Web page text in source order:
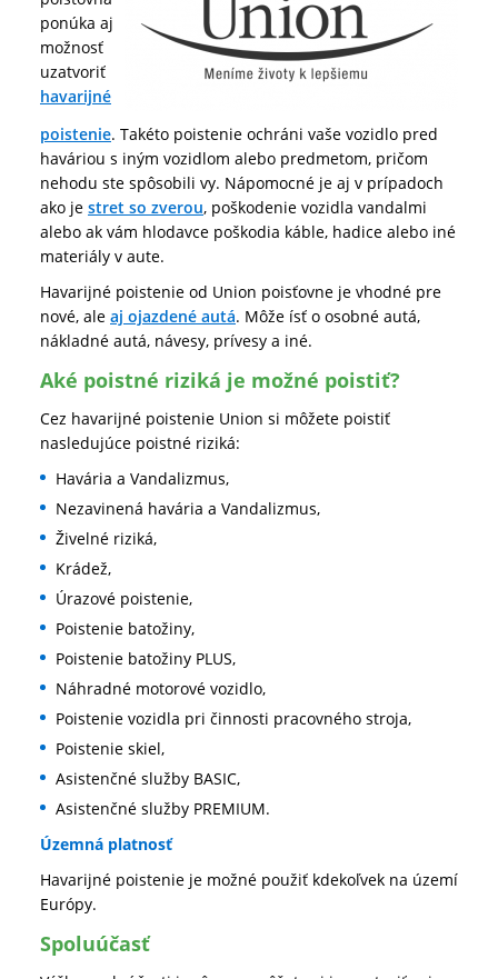
ponúka aj
možnosť
uzatvoriť
havarijné
poistenie. Takéto poistenie ochráni vaše vozidlo pred
haváriou s iným vozidlom alebo predmetom, pričom
nehodu ste spôsobili vy. Nápomocné je aj v prípadoch
ako je stret so zverou, poškodenie vozidla vandalmi
alebo ak vám hlodavce poškodia káble, hadice alebo iné
materiály v aute.
Havarijné poistenie od Union poisťovne je vhodné pre
nové, ale aj ojazdené autá. Môže ísť o osobné autá,
nákladné autá, návesy, prívesy a iné.
Aké poistné riziká je možné poistiť?
Cez havarijné poistenie Union si môžete poistiť
nasledujúce poistné riziká:
Havária a Vandalizmus,
Nezavinená havária a Vandalizmus,
Živelné riziká,
Krádež,
Úrazové poistenie,
Poistenie batožiny,
Poistenie batožiny PLUS,
Náhradné motorové vozidlo,
Poistenie vozidla pri činnosti pracovného stroja,
Poistenie skiel,
Asistenčné služby BASIC,
Asistenčné služby PREMIUM.
Územná platnosť
Havarijné poistenie je možné použiť kdekoľvek na území
Európy.
Spoluúčasť